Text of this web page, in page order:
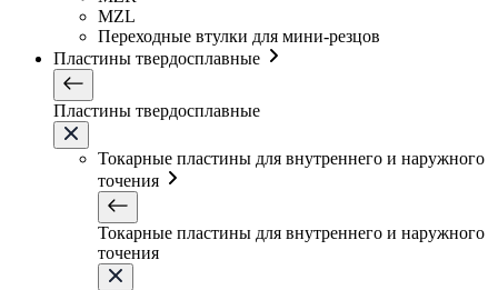
MZL
Переходные втулки для мини-резцов
Пластины твердосплавные
Пластины твердосплавные
Токарные пластины для внутреннего и наружного
точения
Токарные пластины для внутреннего и наружного
точения